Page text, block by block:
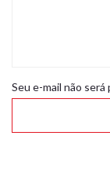
Seu e-mail não